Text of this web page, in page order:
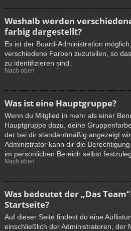
Weshalb werden
farbig dargestellt?
Es ist der Board-Administration
verschiedene Farben zuzuteilen, so
zu identifizieren sind.
Nach oben
Was ist eine Hauptgruppe?
Wenn du Mitglied in mehr als einer
Hauptgruppe dazu, deine
der bei dir standardmäßig angezeigt
Administrator kann dir die
im persönlichen Bereich selbst
Nach oben
Was bedeutet der „Das
Startseite?
Auf dieser Seite findest du eine
einschließlich der Administratoren, der